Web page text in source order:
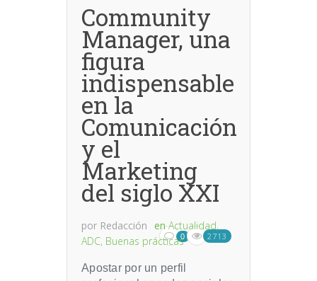
Community
Manager, una
figura
indispensable
en la
Comunicación
y el
Marketing
del siglo XXI
por Redacción en Actualidad,
ADC, Buenas prácticas0 2713
Apostar por un perfil